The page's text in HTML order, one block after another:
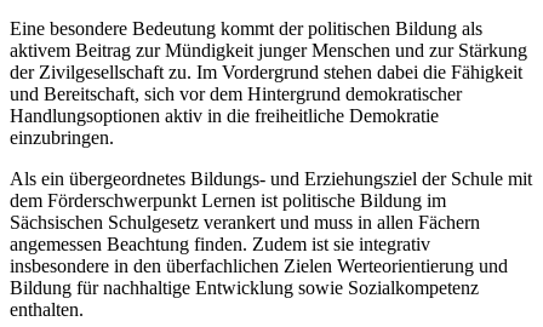
Eine besondere Bedeutung kommt der politischen Bildung als
aktivem Beitrag zur Mündigkeit junger Menschen und zur Stärkung
der Zivilgesellschaft zu. Im Vordergrund stehen dabei die Fähigkeit
und Bereitschaft, sich vor dem Hintergrund demokratischer
Handlungsoptionen aktiv in die freiheitliche Demokratie
einzubringen.
Als ein übergeordnetes Bildungs- und Erziehungsziel der Schule mit
dem Förderschwerpunkt Lernen ist politische Bildung im
Sächsischen Schulgesetz verankert und muss in allen Fächern
angemessen Beachtung finden. Zudem ist sie integrativ
insbesondere in den überfachlichen Zielen Werteorientierung und
Bildung für nachhaltige Entwicklung sowie Sozialkompetenz
enthalten.